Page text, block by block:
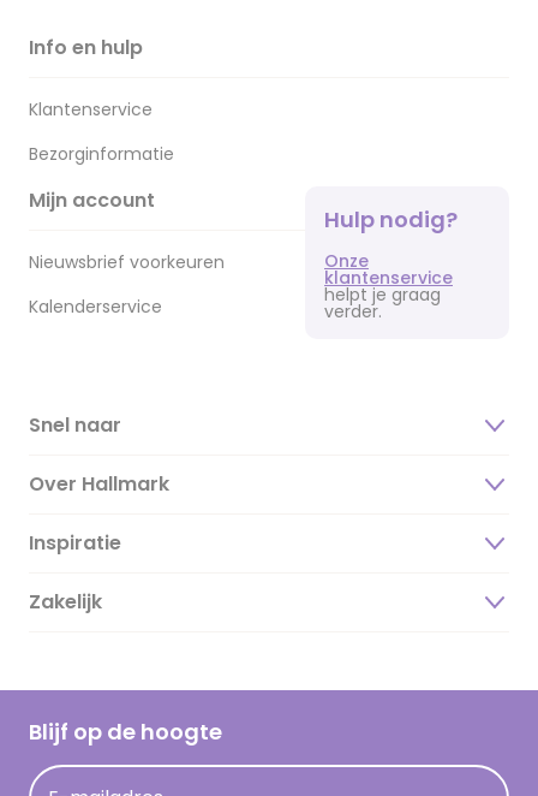
Info en hulp
Klantenservice
Bezorginformatie
Mijn account
Nieuwsbrief voorkeuren
Kalenderservice
Hulp nodig?
Onze
klantenservice
helpt je graag
verder.
Snel naar
Over Hallmark
Over ons
Duurzaamheid
Hallmark Kaartclub
Acties
Inspiratie
Magazine
Cadeau inspiratie
Kaartinspiratie
Zakelijk
Blijf op de hoogte